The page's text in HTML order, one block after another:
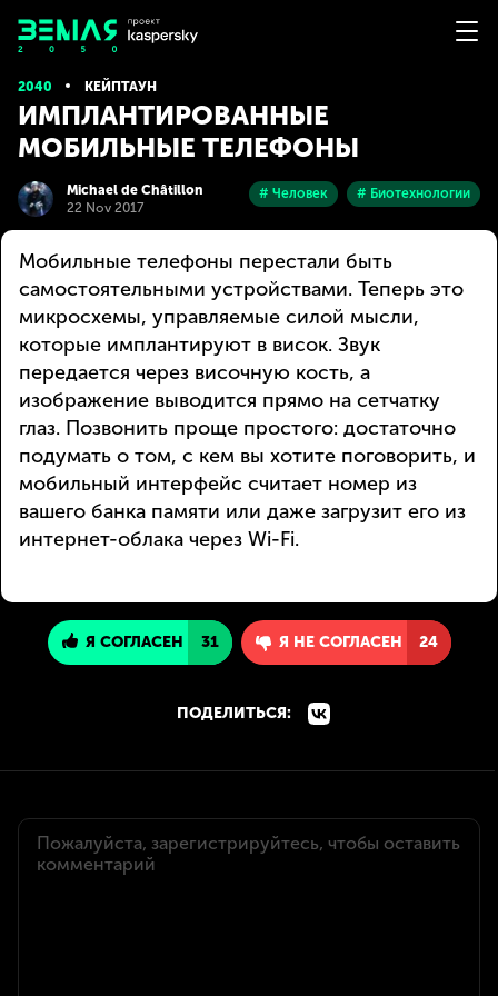
2040 КЕЙПТАУН
ИМПЛАНТИРОВАННЫЕ
МОБИЛЬНЫЕ ТЕЛЕФОНЫ
Michael de Châtillon
22 Nov 2017
# Человек # Биотехнологии
Мобильные телефоны перестали быть
самостоятельными устройствами. Теперь это
микросхемы, управляемые силой мысли,
которые имплантируют в висок. Звук
передается через височную кость, а
изображение выводится прямо на сетчатку
глаз. Позвонить проще простого: достаточно
подумать о том, с кем вы хотите поговорить, и
мобильный интерфейс считает номер из
вашего банка памяти или даже загрузит его из
интернет-облака через Wi-Fi.
Я СОГЛАСЕН 31 Я НЕ СОГЛАСЕН 24
ПОДЕЛИТЬСЯ: